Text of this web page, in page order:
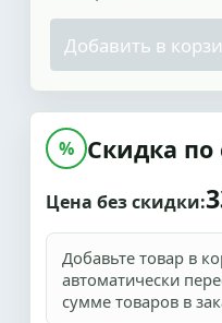
Добавить в
% Скидка по
Цена без скидки:
Добавьте товар в
автоматически
сумме товаров в